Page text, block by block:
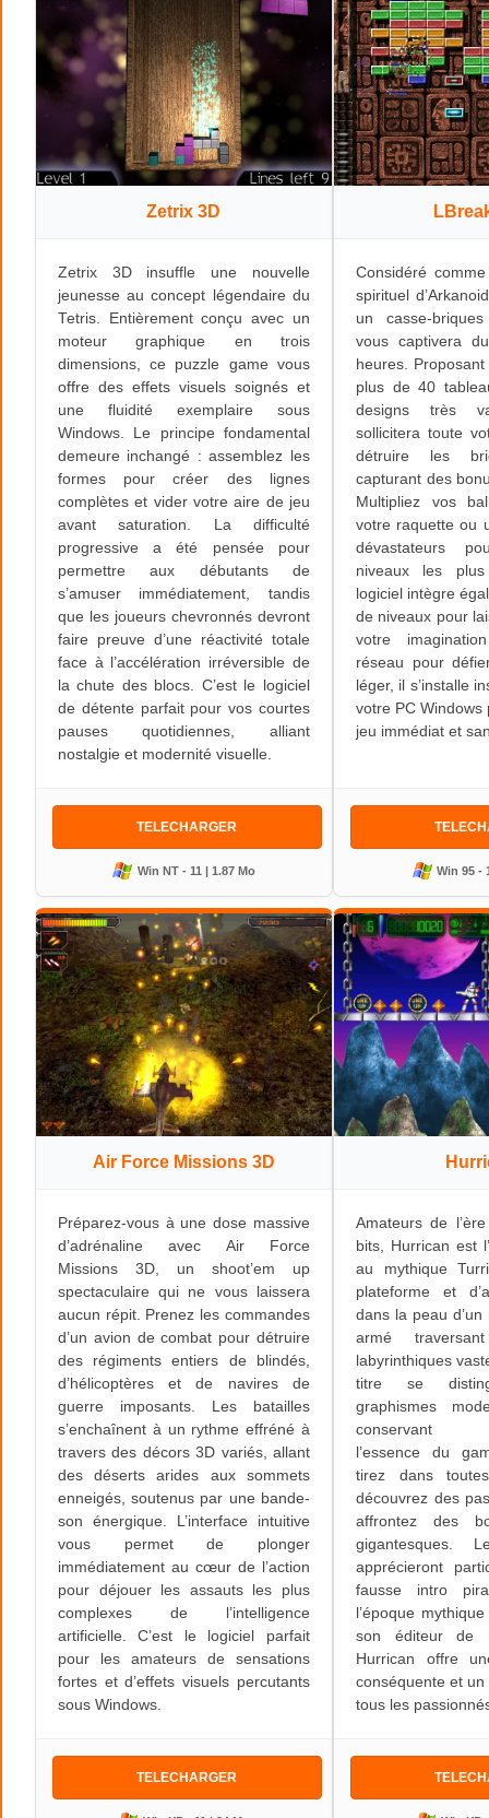
Zetrix 3D
Zetrix 3D insuffle une nouvelle
jeunesse au concept légendaire du
Tetris. Entièrement conçu avec un
moteur graphique en trois
dimensions, ce puzzle game vous
offre des effets visuels soignés et
une fluidité exemplaire sous
Windows. Le principe fondamental
demeure inchangé : assemblez les
formes pour créer des lignes
complètes et vider votre aire de jeu
avant saturation. La difficulté
progressive a été pensée pour
permettre aux débutants de
s’amuser immédiatement, tandis
que les joueurs chevronnés devront
faire preuve d’une réactivité totale
face à l’accélération irréversible de
la chute des blocs. C’est le logiciel
de détente parfait pour vos courtes
pauses quotidiennes, alliant
nostalgie et modernité visuelle.
TELECHARGER
Win NT - 11 | 1.87 Mo
Considéré
spirituel
un casse-
vous captivera
heures.
plus de 40
designs très
sollicitera toute
détruire les
capturant des
Multipliez vos
votre raquette ou
dévastateurs
niveaux les
logiciel intègre
de niveaux pour
votre
réseau pour
léger, il s’installe
votre PC
jeu immédiat et
Win 95 -
Air Force Missions 3D
Préparez-vous à une dose massive
d’adrénaline avec Air Force
Missions 3D, un shoot’em up
spectaculaire qui ne vous laissera
aucun répit. Prenez les commandes
d’un avion de combat pour détruire
des régiments entiers de blindés,
d’hélicoptères et de navires de
guerre imposants. Les batailles
s’enchaînent à un rythme effréné à
travers des décors 3D variés, allant
des déserts arides aux sommets
enneigés, soutenus par une bande-
son énergique. L’interface intuitive
vous permet de plonger
immédiatement au cœur de l’action
pour déjouer les assauts les plus
complexes de l’intelligence
artificielle. C’est le logiciel parfait
pour les amateurs de sensations
fortes et d’effets visuels percutants
sous Windows.
TELECHARGER
Amateurs de
bits, Hurrican est
au mythique
plateforme et
dans la peau
armé
labyrinthiques
titre se
graphismes
conservant
l’essence du
tirez dans
découvrez des
affrontez des
gigantesques.
apprécieront
fausse intro
l’époque
son éditeur de
Hurrican offre
conséquente et
tous les